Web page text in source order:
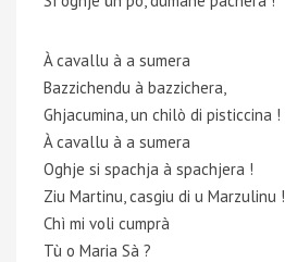
À cavallu à a sumera
Bazzichendu à bazzichera,
Ghjacumina, un chilò di pisticcina !
À cavallu à a sumera
Oghje si spachja à spachjera !
Ziu Martinu, casgiu di u Marzulinu !
Chì mi voli cumprà
Tù o Maria Sà ?